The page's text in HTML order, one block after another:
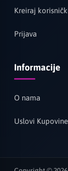
Kreiraj
Prijava
Informacije
O nama
Uslovi